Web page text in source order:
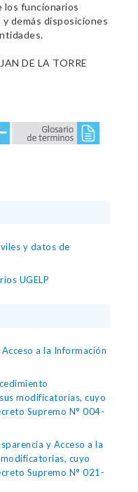
los funcionarios
demás disposiciones
DE LA TORRE
y datos de
UGELP
a la Información
modificatorias, cuyo
Supremo N° 004-
y Acceso a la
cuyo
Supremo N° 021-